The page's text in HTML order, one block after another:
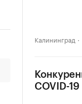
Калининград
COVID-19